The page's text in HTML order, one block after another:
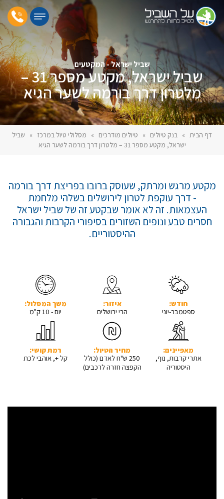
שביל ישראל - המקטעים
שביל ישראל, מקטע מספר 31 –
מלטרון דרך בורמה לשער הגיא
דף הבית » בנק טיולים » טיולים מודרכים » מסלולי טיול במרכז » שביל
ישראל, מקטע מספר 31 – מלטרון דרך בורמה לשער הגיא
מקטע מרגש ומרתק, שעוסק ברובו בפריצת דרך בורמה
- דרך עוקפת לטרון לירושלים בשלהי מלחמת
העצמאות. זה לא אומר שבקטע זה של שביל ישראל
חסרים טבע ונופים השזורים בסיפורי הקרבות והגבורה
ההיסטוריים.
חודש:
ספטמבר-יוני
איזור:
הרי ירושלים
משך המסלול:
יום - 10 ק"מ
מאפיינים:
אתרי קרבות, נוף,
היסטוריה
מחיר הטיול:
250 ש"ח לאדם (כולל
הקפצה חזרה לרכבים)
רמת קושי:
קל +, אוהבי לכת